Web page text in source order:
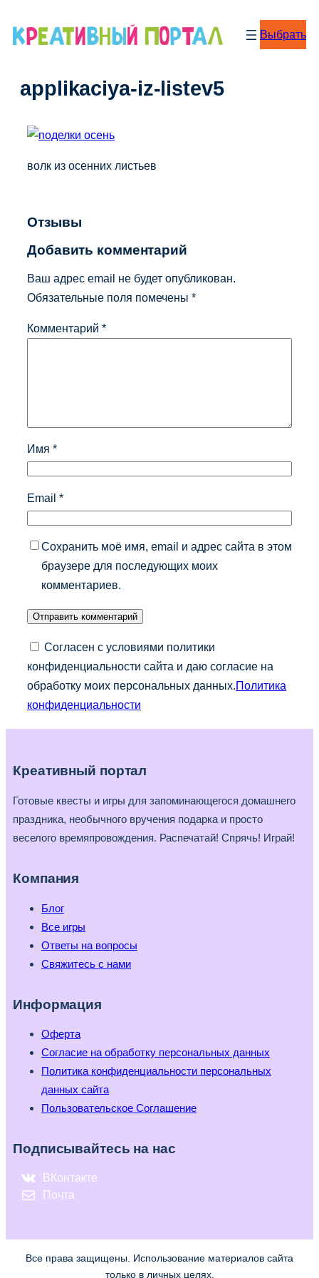
Выбрать
applikaciya-iz-listev5
волк из осенних листьев
Отзывы
Добавить комментарий
Ваш адрес email не будет опубликован.
Обязательные поля помечены *
Комментарий *
Имя *
Email *
Сохранить моё имя, email и адрес сайта в этом
браузере для последующих моих
комментариев.
Согласен с условиями политики
конфиденциальности сайта и даю согласие на
обработку моих персональных данных. Политика
конфиденциальности
Креативный портал
Готовые квесты и игры для запоминающегося домашнего
праздника, необычного вручения подарка и просто
веселого времяпровождения. Распечатай! Спрячь! Играй!
Компания
Блог
Все игры
Ответы на вопросы
Свяжитесь с нами
Информация
Оферта
Согласие на обработку персональных данных
Политика конфиденциальности персональных
данных сайта
Пользовательское Соглашение
Подписывайтесь на нас
ВКонтакте
Почта
Все права защищены. Использование материалов сайта
только в личных целях.